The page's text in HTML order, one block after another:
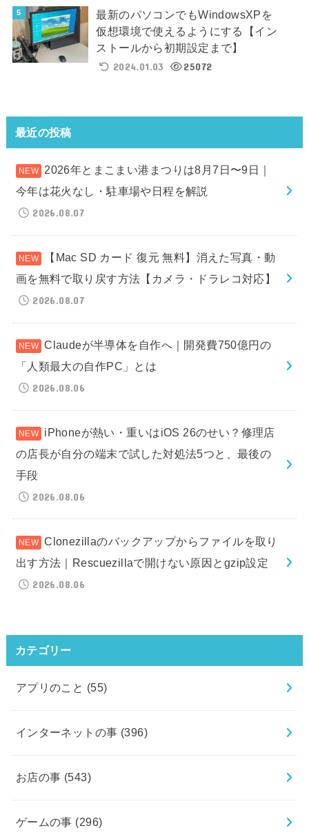
最新のパソコンでもWindowsXPを
仮想環境で使えるようにする【イン
ストールから初期設定まで】
2024.01.03
25072
最近の投稿
2026年とまこまい港まつりは8月7日〜9日｜
今年は花火なし・駐車場や日程を解説
2026.08.07
【Mac SD カード 復元 無料】消えた写真・動
画を無料で取り戻す方法【カメラ・ドラレコ対応】
2026.08.07
Claudeが半導体を自作へ｜開発費750億円の
「人類最大の自作PC」とは
2026.08.06
iPhoneが熱い・重いはiOS 26のせい？修理店
の店長が自分の端末で試した対処法5つと、最後の
手段
2026.08.06
Clonezillaのバックアップからファイルを取り
出す方法｜Rescuezillaで開けない原因とgzip設定
2026.08.06
カテゴリー
アプリのこと (55)
インターネットの事 (396)
お店の事 (543)
ゲームの事 (296)